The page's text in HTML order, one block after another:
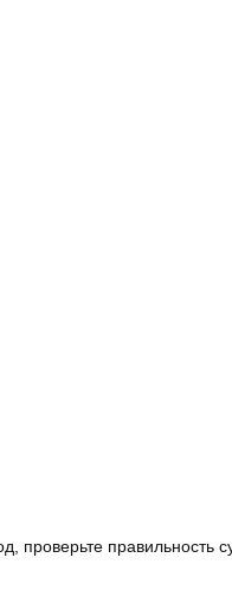
проверьте правильность